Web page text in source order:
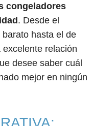
congeladores
. Desde el
hasta el de
relación
desee saber cuál
mejor en ningún